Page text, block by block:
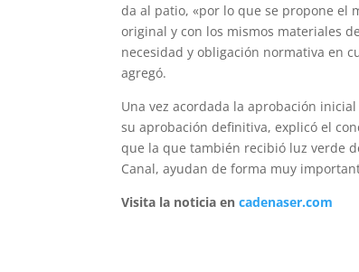
da al patio, «por lo que se propone el
original y con los mismos materiales
necesidad y obligación normativa en
agregó.
Una vez acordada la aprobación
su aprobación definitiva, explicó el
que la que también recibió luz verde
Canal, ayudan de forma muy
Visita la noticia encadenaser.com